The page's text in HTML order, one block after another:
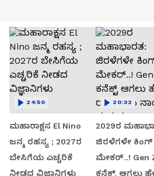
ಮಹಾರಾಕ್ಷಸ El Nino
ಜನ್ಮ ರಹಸ್ಯ ; 2027ರ
ಬೇಸಿಗೆಯ ಎಚ್ಚರಿಕೆ
ನೀಡದ ವಿಜ್ಞಾನಿಗಳು
24:50
2029ರ
ಜಿರಳೆಗಳೇ ಕಿಂಗ್
ಮೇಕರ್..! Gen
ಕನೆಕ್ಟ್ ಆಗಲು
20:32